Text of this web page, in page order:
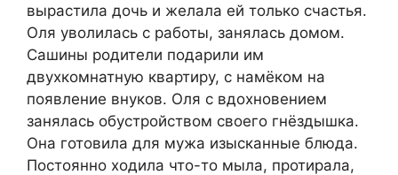
вырастила дочь и желала ей только счастья.
Оля уволилась с работы, занялась домом.
Сашины родители подарили им
двухкомнатную квартиру, с намёком на
появление внуков. Оля с вдохновением
занялась обустройством своего гнёздышка.
Она готовила для мужа изысканные блюда.
Постоянно ходила что-то мыла, протирала,